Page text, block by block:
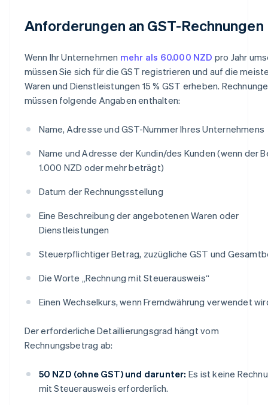
Anforderungen an GST-Rechnungen
Wenn Ihr Unternehmen mehr als 60.000 NZD pro Jahr
müssen Sie sich für die GST registrieren und auf die
Waren und Dienstleistungen 15 % GST erheben.
müssen folgende Angaben enthalten:
Name, Adresse und GST-Nummer Ihres Unternehmens
Name und Adresse der Kundin/des Kunden (wenn der
1.000 NZD oder mehr beträgt)
Datum der Rechnungsstellung
Eine Beschreibung der angebotenen Waren oder
Dienstleistungen
Steuerpflichtiger Betrag, zuzügliche GST und
Die Worte „Rechnung mit Steuerausweis“
Einen Wechselkurs, wenn Fremdwährung verwendet
Der erforderliche Detaillierungsgrad hängt vom
Rechnungsbetrag ab:
50 NZD (ohne GST) und darunter: Es ist keine
mit Steuerausweis erforderlich.